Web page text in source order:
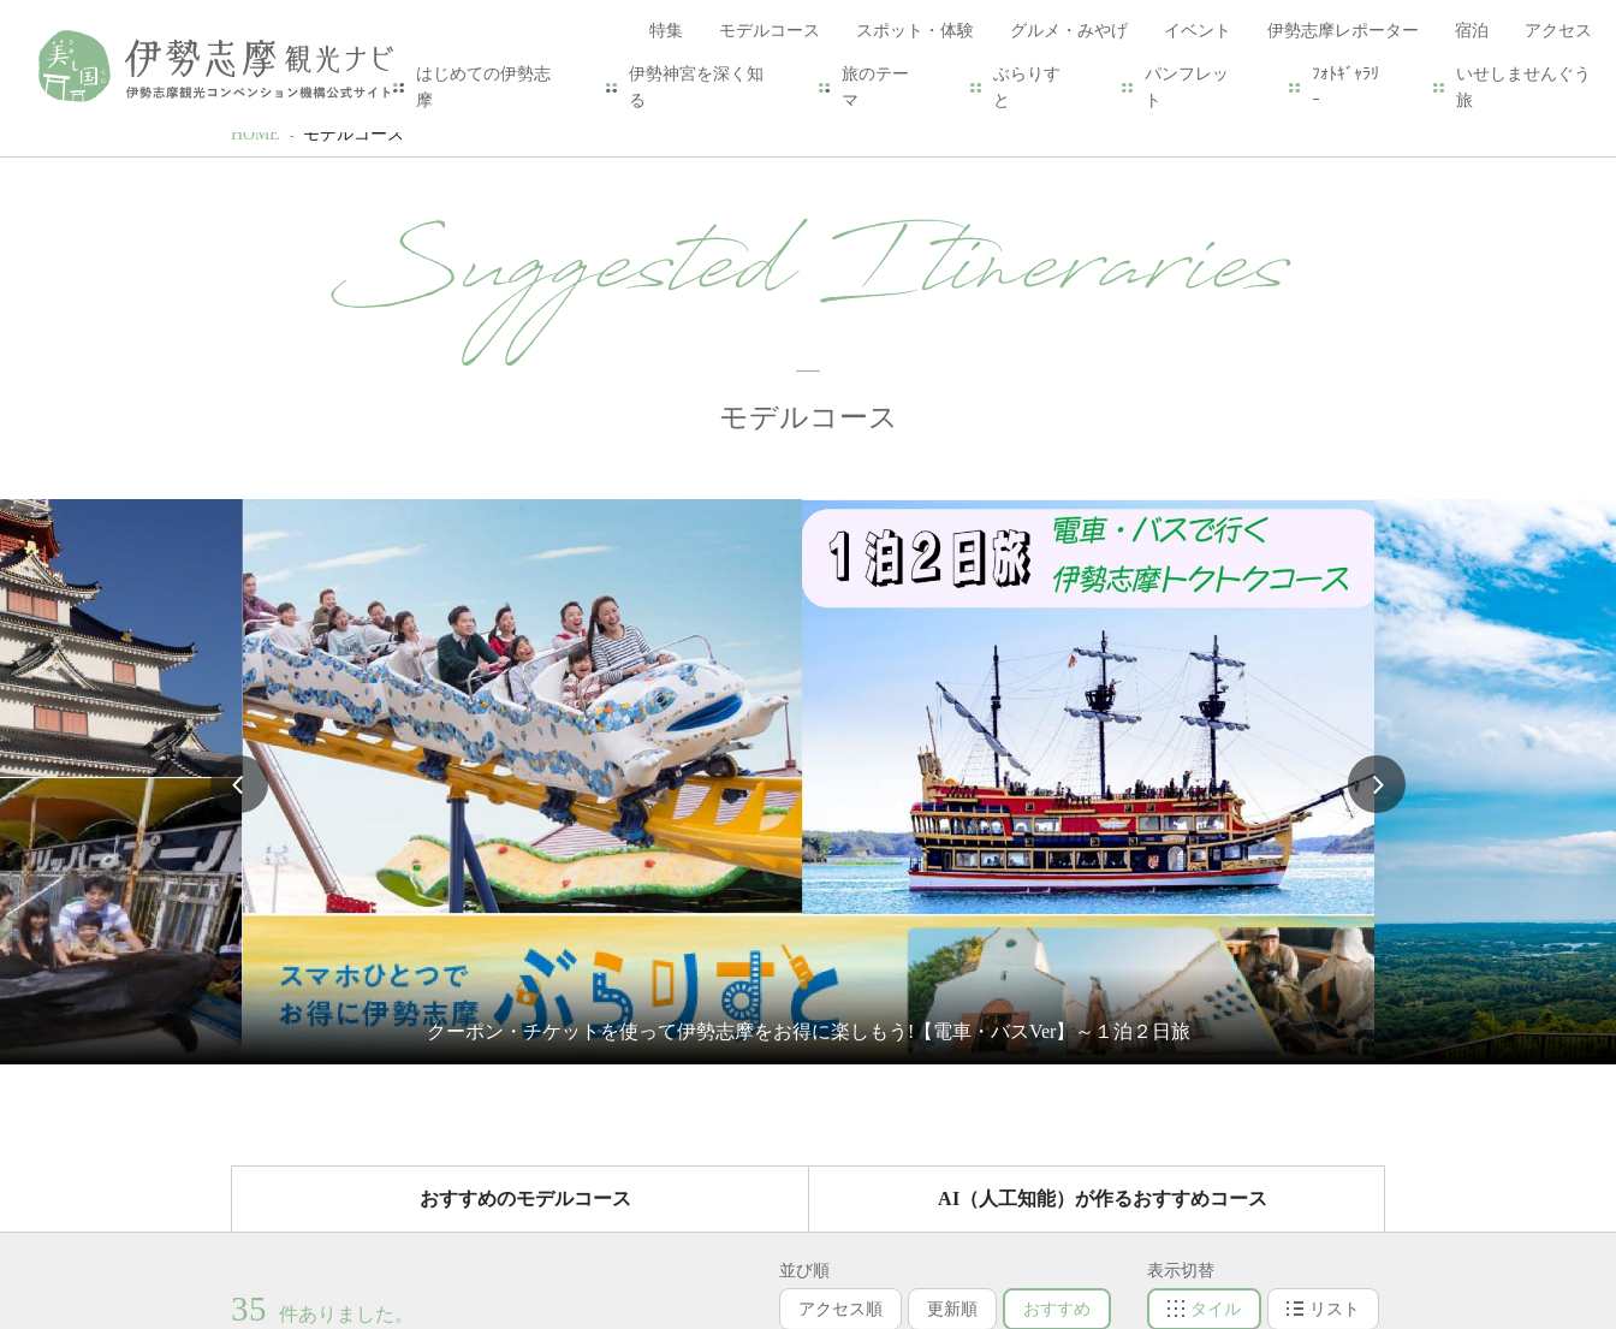
特集 モデルコース スポット・体験 グルメ・みやげ イベント 伊勢志摩レポーター 宿泊 アクセス
はじめての伊勢志
摩
伊勢神宮を深く知
る
旅のテー
マ
ぶらりす
と
パンフレッ
ト
ﾌｫﾄｷﾞｬﾗﾘ
ｰ
いせしませんぐう
旅
HOME モデルコース
Suggested Itineraries
モデルコース
クーポン・チケットを使って伊勢志摩をお得に楽しもう!【電車・バスVer】～１泊２日旅
おすすめのモデルコース AI（人工知能）が作るおすすめコース
35 件ありました。
並び順
アクセス順 更新順 おすすめ
表示切替
タイル リスト